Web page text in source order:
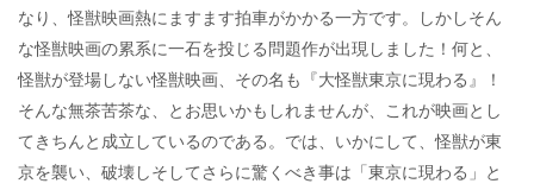
なり、怪獣映画熱にますます拍車がかかる一方です。しかしそん
な怪獣映画の累系に一石を投じる問題作が出現しました！何と、
怪獣が登場しない怪獣映画、その名も『大怪獣東京に現わる』！
そんな無茶苦茶な、とお思いかもしれませんが、これが映画とし
てきちんと成立しているのである。では、いかにして、怪獣が東
京を襲い、破壊しそしてさらに驚くべき事は「東京に現わる」と